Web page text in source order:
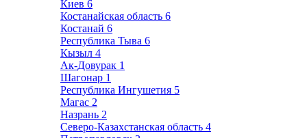
Киев 6
Костанайская область 6
Костанай 6
Республика Тыва 6
Кызыл 4
Ак-Довурак 1
Шагонар 1
Республика Ингушетия 5
Магас 2
Назрань 2
Северо-Казахстанская область 4